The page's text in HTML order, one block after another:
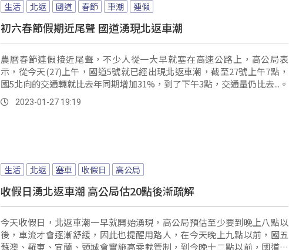
生活 北返 國道 春節 車潮 連假
初六春節假期近尾聲 國道湧現北返車潮
農曆春節連假接近尾聲，不少人從一大早就塞在高速公路上，高公局表
示，從今天(27)上午，國道5號就已經出現北返車潮，截至27號上午7點，
國5北向的交通輛就比去年同期增加31%，到了下午3點，交通量仍比去...。
2023-01-27 19:19
生活 北返 塞車 收假日 高公局
收假日湧北返車潮 高公局估20點後漸疏解
今天收假日，北返車潮一早就開始湧現，高公局預估至少要到晚上八點以
後，車流才會逐漸舒緩，因此也提醒用路人，在今天晚上九點以前，國五
蘇澳、羅東、宜蘭、頭城會實施高乘載管制，到今晚十二點以前，國道上